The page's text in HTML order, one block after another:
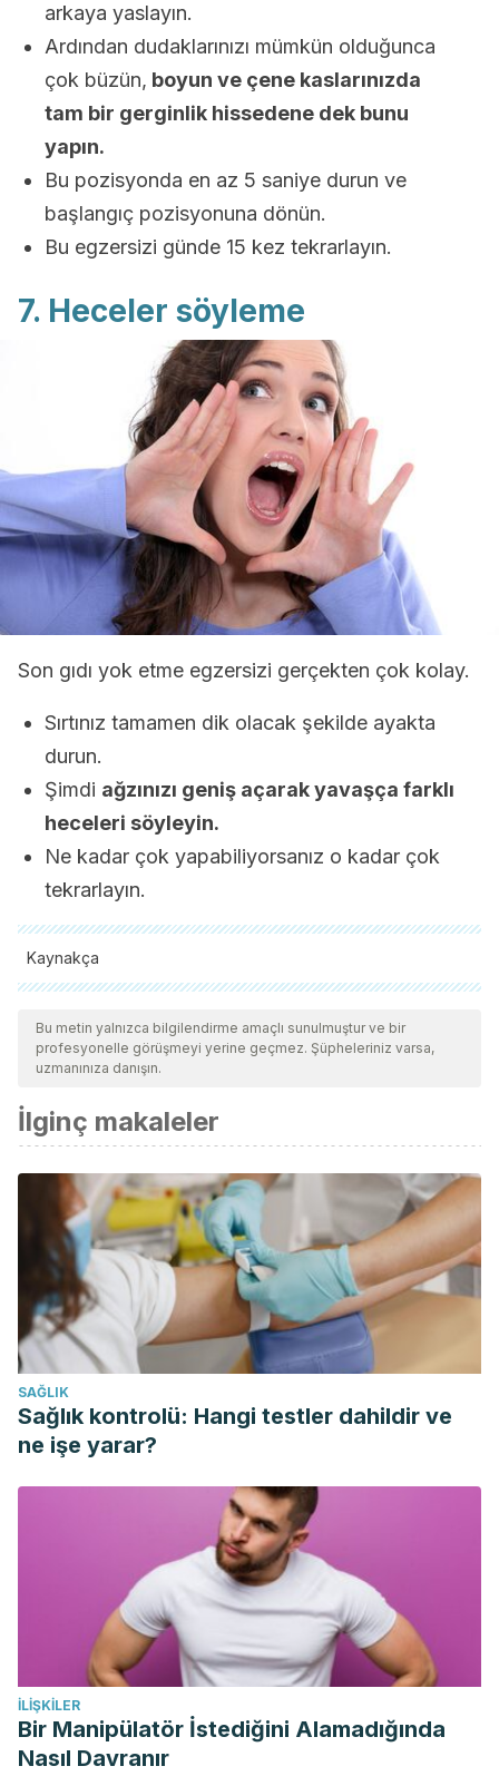
arkaya yaslayın.
Ardından dudaklarınızı mümkün olduğunca
çok büzün, boyun ve çene kaslarınızda
tam bir gerginlik hissedene dek bunu
yapın.
Bu pozisyonda en az 5 saniye durun ve
başlangıç pozisyonuna dönün.
Bu egzersizi günde 15 kez tekrarlayın.
7. Heceler söyleme
Son gıdı yok etme egzersizi gerçekten çok kolay.
Sırtınız tamamen dik olacak şekilde ayakta
durun.
Şimdi ağzınızı geniş açarak yavaşça farklı
heceleri söyleyin.
Ne kadar çok yapabiliyorsanız o kadar çok
tekrarlayın.
Kaynakça
Tüm alıntı yapılan kaynaklar, kalitelerini, güvenilirliklerini,
güncelliklerini ve geçerliliklerini sağlamak için ekibimiz
tarafından derinlemesine incelendi. Bu makalenin bibliyografisi
kabul edildi.
Horacio Pérez Henao (2011). Plástica extrema: auge de la
cultura de la cirugía estética
(Colombia). http://www.scielo.org.co/pdf/angr/v9n18/
AJ. Calañas Continente; D. Bellido (2006). Bases científicas
de una alimentación saludable (España).
https://www.usfx.bo/nueva/vicerrectorado/citas/SALUD_10/
Bu metin yalnızca bilgilendirme amaçlı sunulmuştur ve bir
profesyonelle görüşmeyi yerine geçmez. Şüpheleriniz varsa,
uzmanınıza danışın.
İlginç makaleler
SAĞLIK
Sağlık kontrolü: Hangi testler dahildir ve
ne işe yarar?
İLIŞKILER
Bir Manipülatör İstediğini Alamadığında
Nasıl Davranır